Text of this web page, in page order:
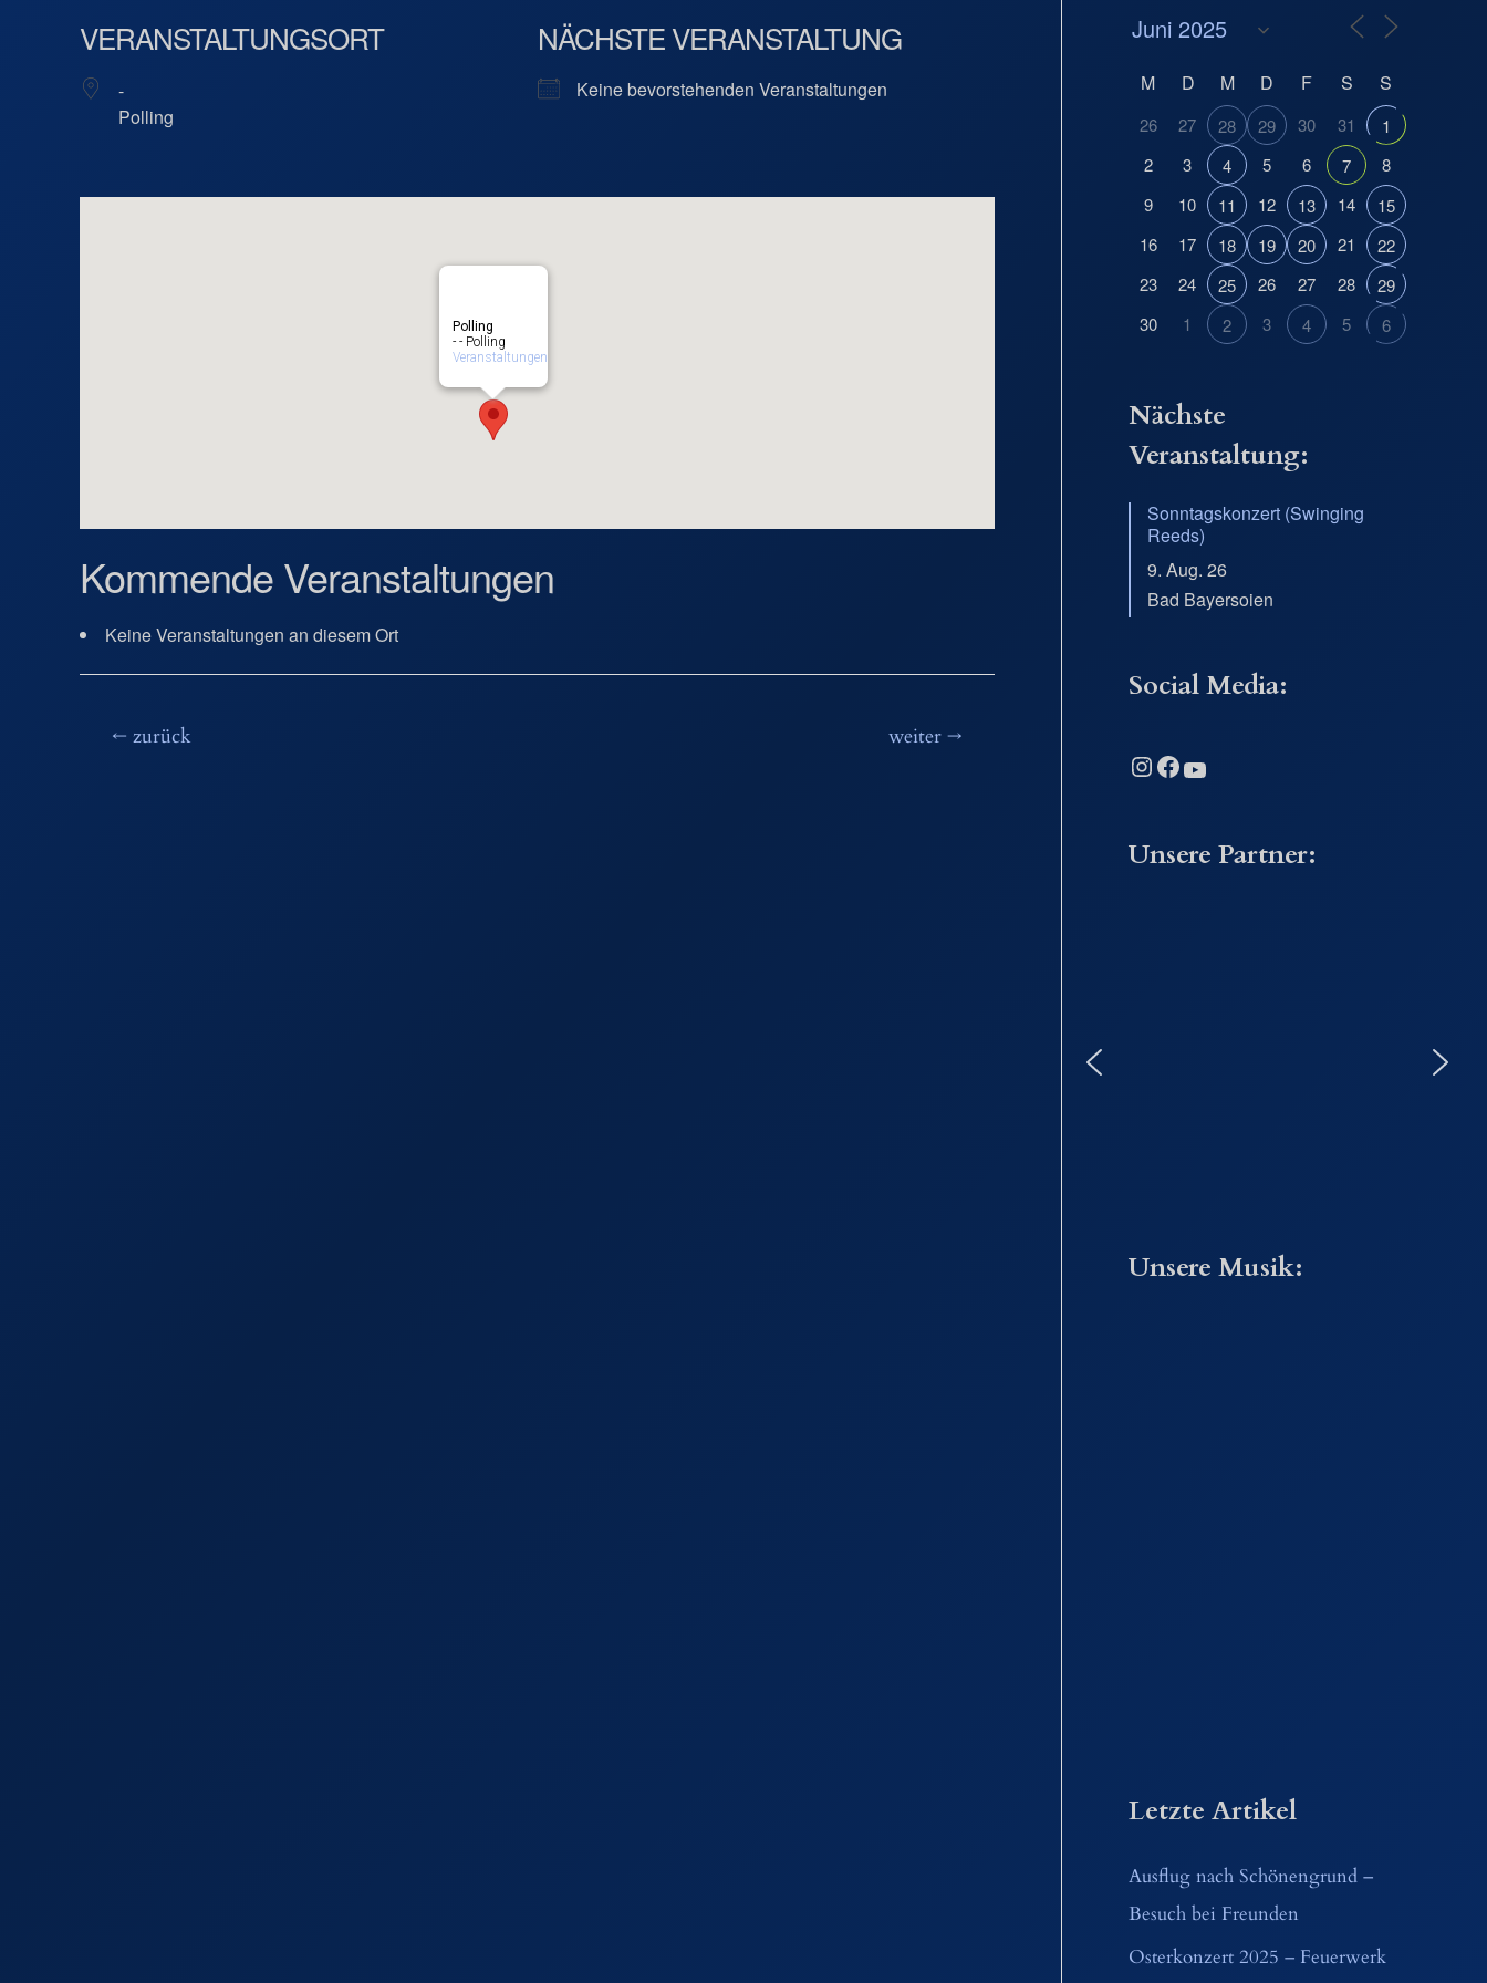
VERANSTALTUNGSORT
-
Polling
NÄCHSTE VERANSTALTUNG
Keine bevorstehenden Veranstaltungen
Polling
- - Polling
Veranstaltungen
Kommende Veranstaltungen
Keine Veranstaltungen an diesem Ort
Beitragsnavigation
← zurück weiter →
M D M D F S S
26 27 28 29 30 31
1
2
3 4 5 6 7
8
9
10 11 12 13 14
15
16
17 18 19 20 21
22
23
24 25 26 27 28
29
30
1 2 3 4 5 6
Nächste
Veranstaltung:
Sonntagskonzert (Swinging
Reeds)
9. Aug. 26
Bad Bayersoien
Social Media:
Instagram Facebook YouTube
Unsere Partner:
Unsere Musik:
Letzte Artikel
Ausflug nach Schönengrund –
Besuch bei Freunden
Osterkonzert 2025 – Feuerwerk